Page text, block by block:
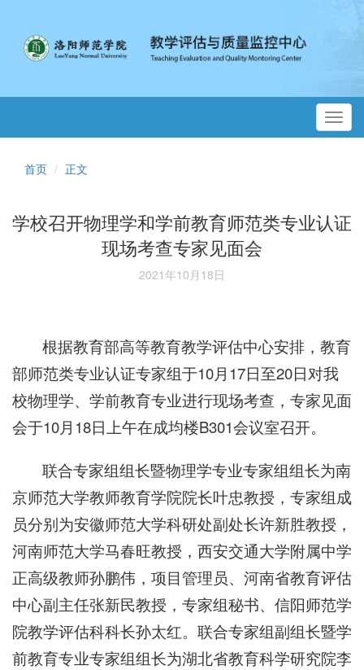
首页 正文
学校召开物理学和学前教育师范类专业认证
现场考查专家见面会
2021年10月18日
根据教育部高等教育教学评估中心安排，教育
部师范类专业认证专家组于10月17日至20日对我
校物理学、学前教育专业进行现场考查，专家见面
会于10月18日上午在成均楼B301会议室召开。
联合专家组组长暨物理学专业专家组组长为南
京师范大学教师教育学院院长叶忠教授，专家组成
员分别为安徽师范大学科研处副处长许新胜教授，
河南师范大学马春旺教授，西安交通大学附属中学
正高级教师孙鹏伟，项目管理员、河南省教育评估
中心副主任张新民教授，专家组秘书、信阳师范学
院教学评估科科长孙太红。联合专家组副组长暨学
前教育专业专家组组长为湖北省教育科学研究院李